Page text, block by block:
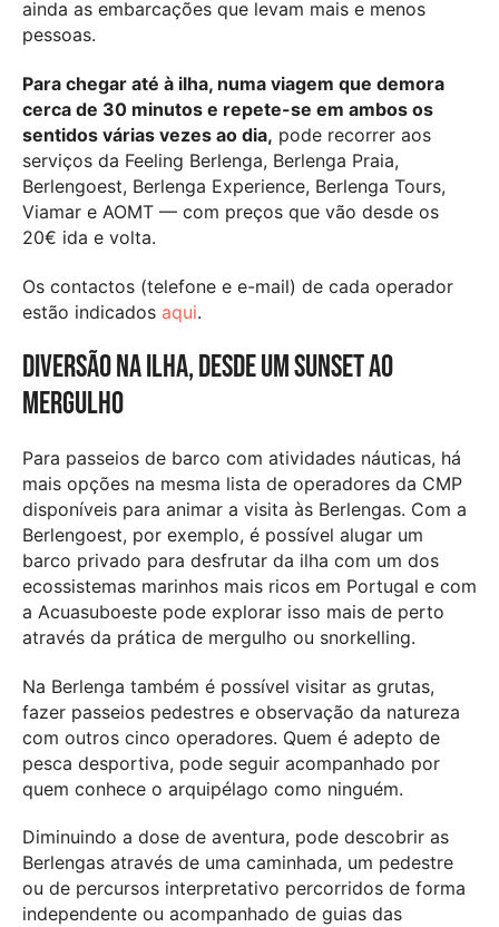
ainda as embarcações que levam mais e menos
pessoas.
Para chegar até à ilha, numa viagem que demora
cerca de 30 minutos e repete-se em ambos os
sentidos várias vezes ao dia, pode recorrer aos
serviços da Feeling Berlenga, Berlenga Praia,
Berlengoest, Berlenga Experience, Berlenga Tours,
Viamar e AOMT — com preços que vão desde os
20€ ida e volta.
Os contactos (telefone e e-mail) de cada operador
estão indicados aqui.
Diversão na ilha, desde um sunset ao
mergulho
Para passeios de barco com atividades náuticas, há
mais opções na mesma lista de operadores da CMP
disponíveis para animar a visita às Berlengas. Com a
Berlengoest, por exemplo, é possível alugar um
barco privado para desfrutar da ilha com um dos
ecossistemas marinhos mais ricos em Portugal e com
a Acuasuboeste pode explorar isso mais de perto
através da prática de mergulho ou snorkelling.
Na Berlenga também é possível visitar as grutas,
fazer passeios pedestres e observação da natureza
com outros cinco operadores. Quem é adepto de
pesca desportiva, pode seguir acompanhado por
quem conhece o arquipélago como ninguém.
Diminuindo a dose de aventura, pode descobrir as
Berlengas através de uma caminhada, um pedestre
ou de percursos interpretativo percorridos de forma
independente ou acompanhado de guias das